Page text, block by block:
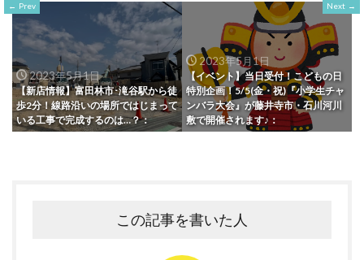
Prev
2023年5月1日
【新店情報】富田林市･滝谷駅から徒
歩2分！線路沿いの場所ではじまって
いる工事で完成するのは…？：
Next
2023年5月1日
【イベント】当日受付！こどもの日
特別企画！5/5(金・祝)『小学生チャ
ンバラ大会』が藤井寺市・石川河川
敷で開催されます♪：
この記事を書いた人